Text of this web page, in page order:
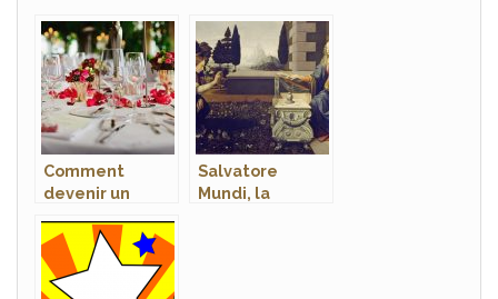
Comment
devenir un
planner?
Salvatore
Mundi, la